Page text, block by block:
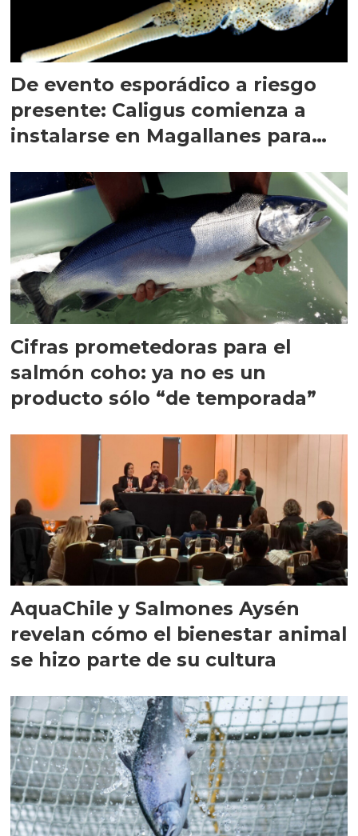
De evento esporádico a riesgo
presente: Caligus comienza a
instalarse en Magallanes para
Cifras prometedoras para el
salmón coho: ya no es un
producto sólo “de temporada”
AquaChile y Salmones Aysén
revelan cómo el bienestar animal
se hizo parte de su cultura